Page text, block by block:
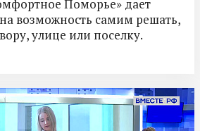
Поморье» дает
возможность самим решать,
улице или поселку.